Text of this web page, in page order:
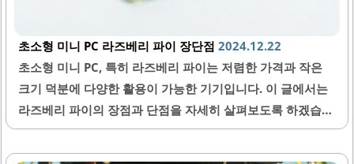
초소형 미니 PC 라즈베리 파이 장단점 2024.12.22
초소형 미니 PC, 특히 라즈베리 파이는 저렴한 가격과 작은
크기 덕분에 다양한 활용이 가능한 기기입니다. 이 글에서는
라즈베리 파이의 장점과 단점을 자세히 살펴보도록 하겠습니
다. 이를 통해 누구든지 라즈베리 파이를 사용할 때의 이점과
제한점을 이해할 수 있도록 돕겠습니다. 작고 가벼운 크기 라